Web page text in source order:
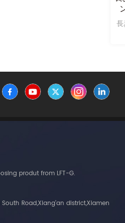
ーです。
produt from LFT-G.
Road,Xiang'an district,Xiamen